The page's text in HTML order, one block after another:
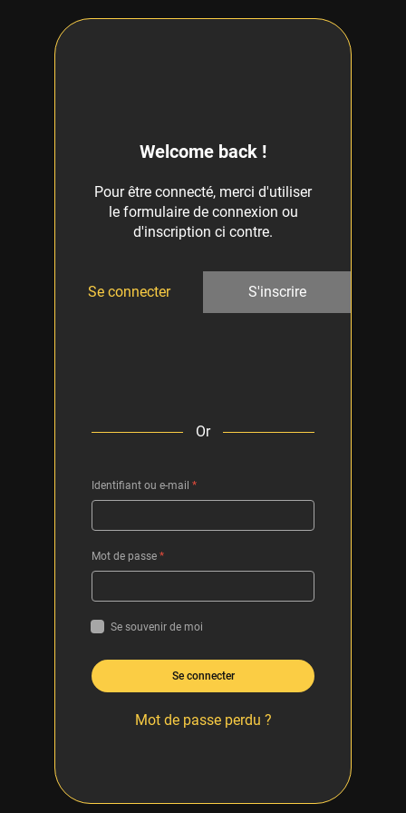
Welcome back !
Pour être connecté, merci d'utiliser
le formulaire de connexion ou
d'inscription ci contre.
Se connecter S'inscrire
Or
Identifiant ou e-mail *
Mot de passe *
Se souvenir de moi
Se connecter
Mot de passe perdu ?